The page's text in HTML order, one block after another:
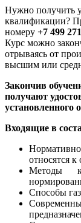
Нужно получить
квалификации?
номеру +7 499
Курс можно
отрываясь от
высшим или
Закончив
получают
установленного
Входящие в
относятся
Методы
Способы